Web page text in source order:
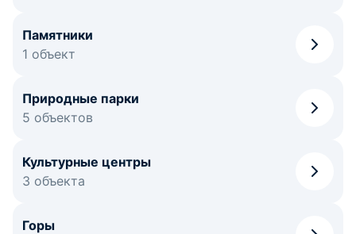
Памятники
1 объект
Природные парки
5 объектов
Культурные центры
3 объекта
Горы